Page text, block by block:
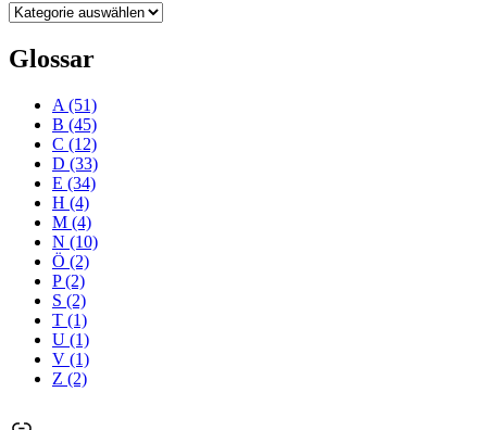
Kategorien
Glossar
A (51)
B (45)
C (12)
D (33)
E (34)
H (4)
M (4)
N (10)
Ö (2)
P(2)
S (2)
T (1)
U (1)
V (1)
Z (2)